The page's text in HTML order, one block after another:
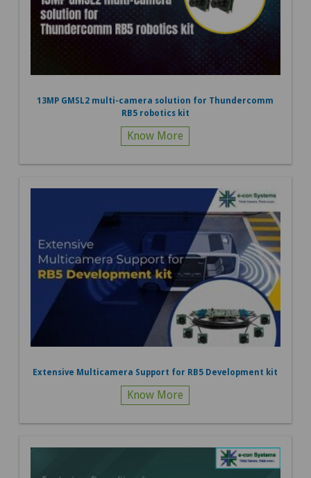
13MP GMSL2 multi-camera solution for Thundercomm
RB5 robotics kit
Know More
Extensive Multicamera Support for RB5 Development kit
Know More